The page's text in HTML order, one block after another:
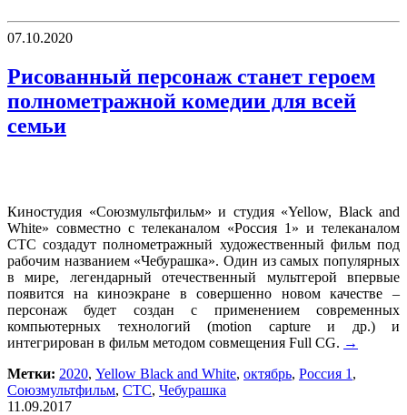
07.10.2020
Рисованный персонаж станет героем
полнометражной комедии для всей
семьи
Киностудия «Союзмультфильм» и студия «Yellow, Black and
White» совместно с телеканалом «Россия 1» и телеканалом
СТС создадут полнометражный художественный фильм под
рабочим названием «Чебурашка». Один из самых популярных
в мире, легендарный отечественный мультгерой впервые
появится на киноэкране в совершенно новом качестве –
персонаж будет создан с применением современных
компьютерных технологий (motion capture и др.) и
интегрирован в фильм методом совмещения Full CG. →
Метки: 2020, Yellow Black and White, октябрь, Россия 1 ,
Союзмультфильм, СТС, Чебурашка
11.09.2017